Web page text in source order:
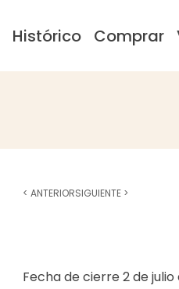
Histórico Comprar
Fecha de cierre 2 de
< ANTERIORSIGUIENTE >